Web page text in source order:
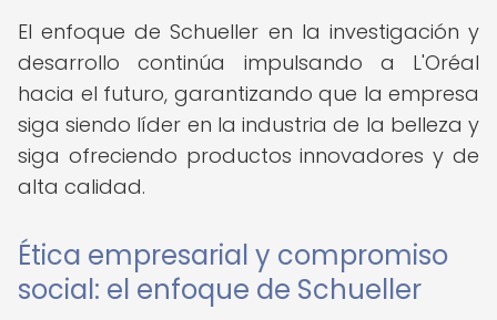
El enfoque de Schueller en la investigación y
desarrollo continúa impulsando a L'Oréal
hacia el futuro, garantizando que la empresa
siga siendo líder en la industria de la belleza y
siga ofreciendo productos innovadores y de
alta calidad.
Ética empresarial y compromiso
social: el enfoque de Schueller